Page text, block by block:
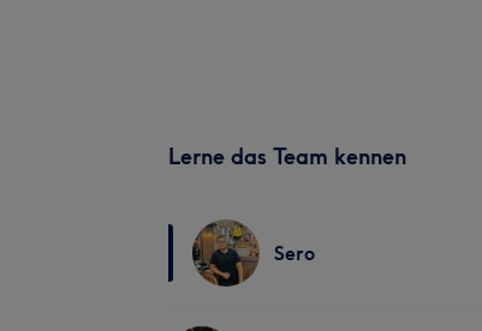
Lerne das Team kennen
Sero